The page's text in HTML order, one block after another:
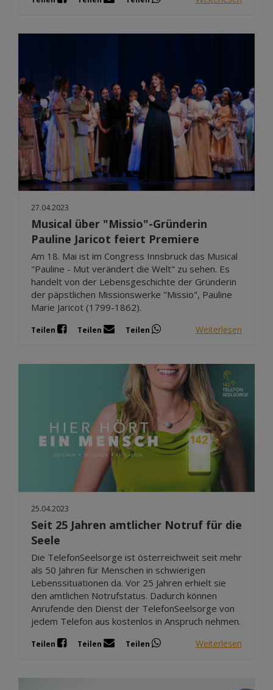
27.04.2023
Musical über "Missio"-Gründerin
Pauline Jaricot feiert Premiere
Am 18. Mai ist im Congress Innsbruck das Musical
"Pauline - Mut verändert die Welt" zu sehen. Es
handelt von der Lebensgeschichte der Gründerin
der päpstlichen Missionswerke "Missio", Pauline
Marie Jaricot (1799-1862).
Teilen Teilen Teilen Weiterlesen
25.04.2023
Seit 25 Jahren amtlicher Notruf für die
Seele
Die TelefonSeelsorge ist österreichweit seit mehr
als 50 Jahren für Menschen in schwierigen
Lebenssituationen da. Vor 25 Jahren erhielt sie
den amtlichen Notrufstatus. Dadurch können
Anrufende den Dienst der TelefonSeelsorge von
jedem Telefon aus kostenlos in Anspruch nehmen.
Teilen Teilen Teilen Weiterlesen